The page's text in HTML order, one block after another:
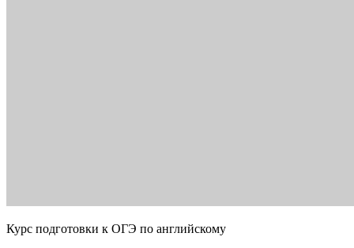
Курс подготовки к ОГЭ по английскому